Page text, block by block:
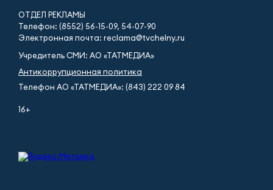
ОТДЕЛ РЕКЛАМЫ
Телефон: (8552) 56-15-09, 54-07-90
Электронная почта: reclama@tvchelny.ru
Учредитель СМИ: АО «ТАТМЕДИА»
Антикоррупционная политика
Телефон АО «ТАТМЕДИА»: (843) 222 09 84
16+